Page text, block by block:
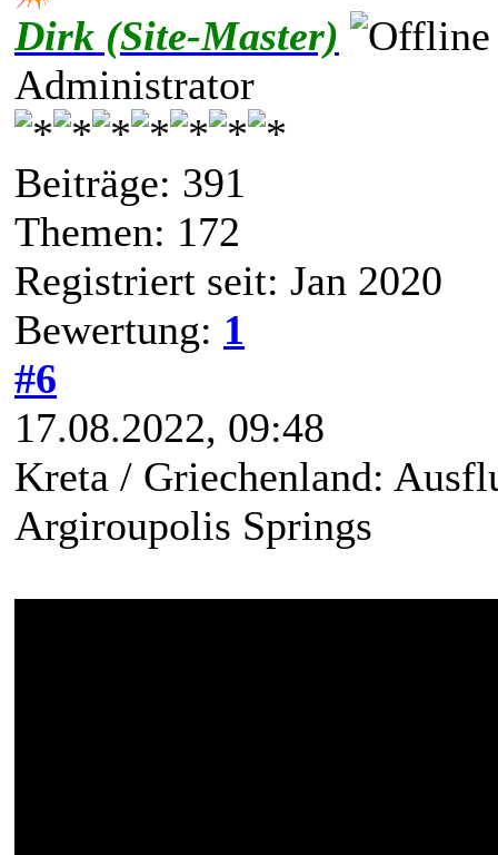
Dirk (Site-Master)
Administrator
Beiträge: 391
Themen: 172
Registriert seit: Jan 2020
Bewertung: 1
#6
17.08.2022, 09:48
Kreta / Griechenland:
Argiroupolis Springs